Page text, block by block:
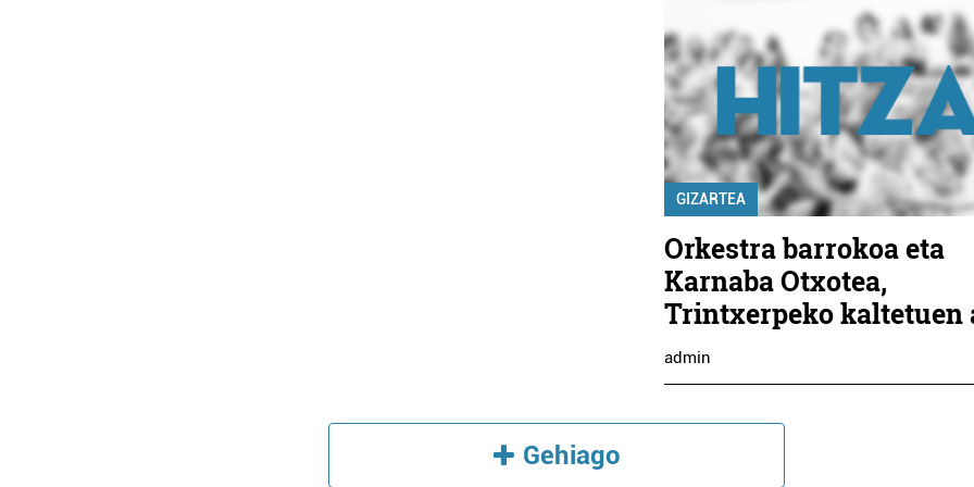
GIZARTEA
Orkestra barrokoa eta
Karnaba Otxotea,
Trintxerpeko kaltetuen
admin
Gehiago